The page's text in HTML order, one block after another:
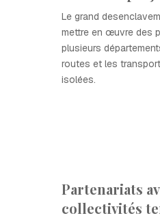
Le grand
mettre en œuvre des
plusieurs
routes et les
isolées.
Partenariats
collectivités